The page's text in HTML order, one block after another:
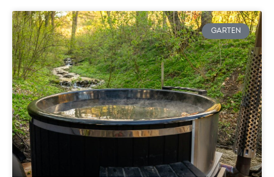
GARTEN